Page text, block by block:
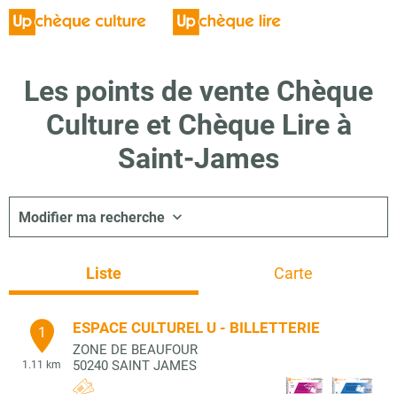
Les points de vente Chèque
Culture et Chèque Lire à
Saint-James
Modifier ma recherche
Liste Carte
1
1.11 km
ESPACE CULTUREL U - BILLETTERIE
ZONE DE BEAUFOUR
50240 SAINT JAMES